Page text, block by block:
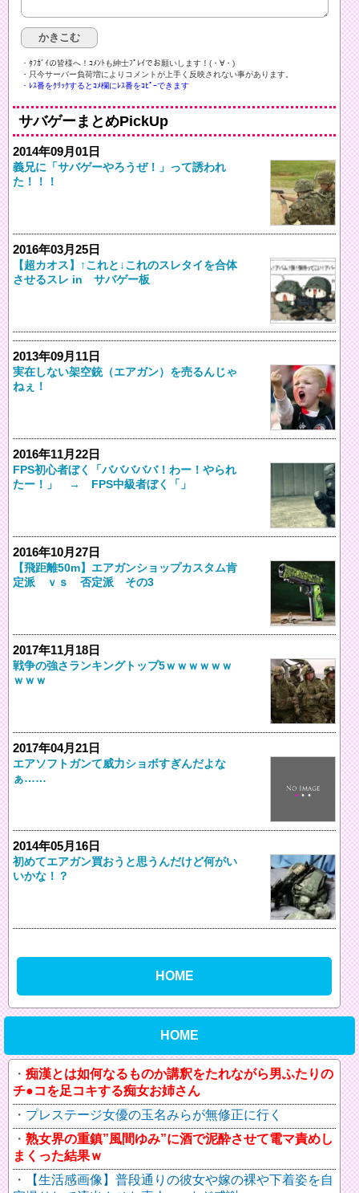
・ﾀﾌｶﾞｲの皆様へ！ｺﾒﾝﾄも紳士ﾌﾟﾚｲでお願いします！(・∀・)ゞ
・只今サーバー負荷増によりコメントが上手く反映されない事があります。
・ﾚｽ番をｸﾘｯｸするとｺﾒ欄にﾚｽ番をｺﾋﾟｰできます
サバゲーまとめPickUp
2014年09月01日
義兄に「サバゲーやろうぜ！」って誘われ
た！！！
2016年03月25日
【超カオス】↑これと↓これのスレタイを合体
させるスレ in サバゲー板
2013年09月11日
実在しない架空銃（エアガン）を売るんじゃ
ねぇ！
2016年11月22日
FPS初心者ぼく「バババババ！わー！やられ
たー！」 → FPS中級者ぼく「」
2016年10月27日
【飛距離50m】エアガンショップカスタム肯
定派 ｖｓ 否定派 その3
2017年11月18日
戦争の強さランキングトップ5ｗｗｗｗｗｗ
ｗｗｗ
2017年04月21日
エアソフトガンて威力ショボすぎんだよな
ぁ……
2014年05月16日
初めてエアガン買おうと思うんだけど何がい
いかな！？
HOME
HOME
痴漢とは如何なるものか講釈をたれながら男ふたりの
チ●コを足コキする痴女お姉さん
プレステージ女優の玉名みらが無修正に行く
熟女界の重鎮”風間ゆみ”に酒で泥酔させて電マ責めし
まくった結果ｗ
【生活感画像】普段通りの彼女や嫁の裸や下着姿を自